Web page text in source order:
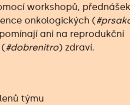
workshopů,
onkologických (
ani na reprodukční
#dobrenitro) zdraví.
týmu